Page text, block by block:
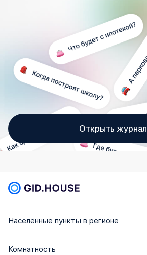
Открыть журнал
Населённые пункты в регионе
Комнатность